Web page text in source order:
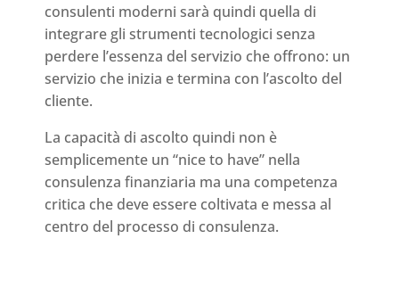
consulenti moderni sarà quindi quella di
integrare gli strumenti tecnologici senza
perdere l’essenza del servizio che offrono: un
servizio che inizia e termina con l’ascolto del
cliente.
La capacità di ascolto quindi non è
semplicemente un “nice to have” nella
consulenza finanziaria ma una competenza
critica che deve essere coltivata e messa al
centro del processo di consulenza.